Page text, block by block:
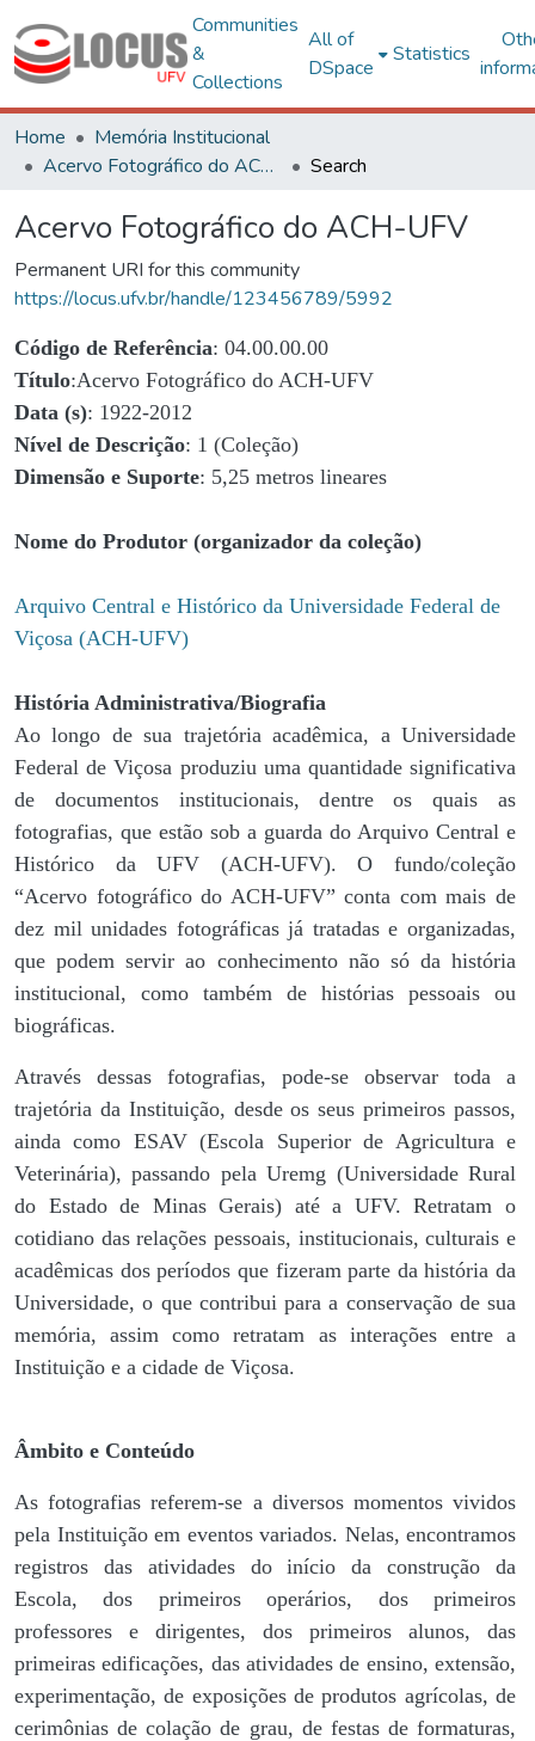
Communities
&
Collections
All of
DSpace
Statistics
Home
Memória Institucional
Acervo Fotográfico do ACH-UFV
Search
Acervo Fotográfico do ACH-UFV
Permanent URI for this community
https://locus.ufv.br/handle/123456789/5992
Código de Referência: 04.00.00.00
Título:Acervo Fotográfico do ACH-UFV
Data (s): 1922-2012
Nível de Descrição: 1 (Coleção)
Dimensão e Suporte: 5,25 metros lineares
Nome do Produtor (organizador da coleção)
Arquivo Central e Histórico da Universidade Federal de
Viçosa (ACH-UFV)
História Administrativa/Biografia
Ao longo de sua trajetória acadêmica, a Universidade
Federal de Viçosa produziu uma quantidade significativa
de documentos institucionais, dentre os quais as
fotografias, que estão sob a guarda do Arquivo Central e
Histórico da UFV (ACH-UFV). O fundo/coleção
“Acervo fotográfico do ACH-UFV” conta com mais de
dez mil unidades fotográficas já tratadas e organizadas,
que podem servir ao conhecimento não só da história
institucional, como também de histórias pessoais ou
biográficas.
Através dessas fotografias, pode-se observar toda a
trajetória da Instituição, desde os seus primeiros passos,
ainda como ESAV (Escola Superior de Agricultura e
Veterinária), passando pela Uremg (Universidade Rural
do Estado de Minas Gerais) até a UFV. Retratam o
cotidiano das relações pessoais, institucionais, culturais e
acadêmicas dos períodos que fizeram parte da história da
Universidade, o que contribui para a conservação de sua
memória, assim como retratam as interações entre a
Instituição e a cidade de Viçosa.
Âmbito e Conteúdo
As fotografias referem-se a diversos momentos vividos
pela Instituição em eventos variados. Nelas, encontramos
registros das atividades do início da construção da
Escola, dos primeiros operários, dos primeiros
professores e dirigentes, ​dos primeiros alunos, das
primeiras edificações, das atividades de ensino, extensão,
experimentação, de exposições de produtos agrícolas, de
cerimônias de colação de grau, de festas de formaturas,